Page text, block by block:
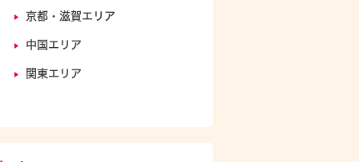
京都・滋賀エリア
中国エリア
関東エリア